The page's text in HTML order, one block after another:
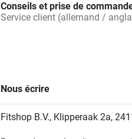
Conseils et prise de
Service client (allemand /
Nous écrire
Fitshop B.V., Klipperaak 2a,